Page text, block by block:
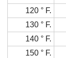
120 ° F.
130 ° F.
140 ° F.
150 ° F.